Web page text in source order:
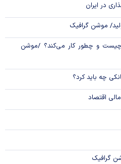
در ایران
موشن گرافیک
و چطور کار می‌کند؟ /موشن
چه باید کرد؟
اقتصاد
گرافیک